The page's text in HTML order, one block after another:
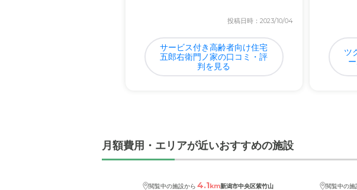
投稿日時：2023/10/04
サービス付き高齢者向け住宅
五郎右衛門ノ家の口コミ・評
判を見る
ツ
月額費用・エリアが近いおすすめの施設
閲覧中の施設から 4.1km新潟市中央区紫竹山 閲覧中の施